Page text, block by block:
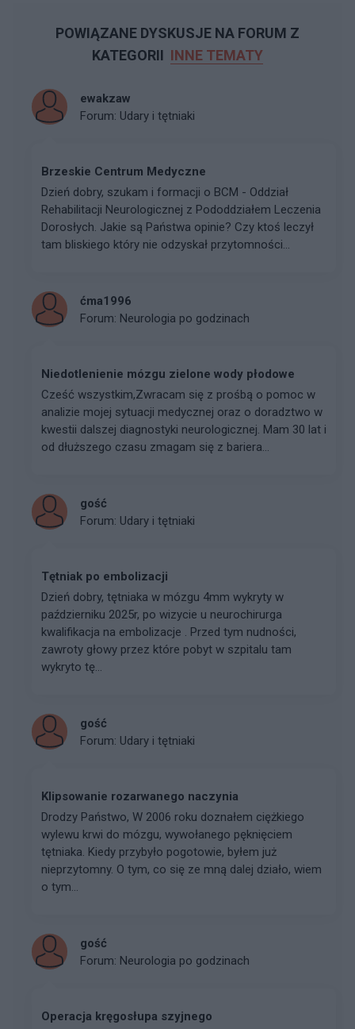
POWIĄZANE DYSKUSJE NA FORUM Z
KATEGORII INNE TEMATY
ewakzaw
Forum: Udary i tętniaki
Brzeskie Centrum Medyczne
Dzień dobry, szukam i formacji o BCM - Oddział
Rehabilitacji Neurologicznej z Pododdziałem Leczenia
Dorosłych. Jakie są Państwa opinie? Czy ktoś leczył
tam bliskiego który nie odzyskał przytomności...
ćma1996
Forum: Neurologia po godzinach
Niedotlenienie mózgu zielone wody płodowe
Cześć wszystkim, ​Zwracam się z prośbą o pomoc w
analizie mojej sytuacji medycznej oraz o doradztwo w
kwestii dalszej diagnostyki neurologicznej. Mam 30 lat i
od dłuższego czasu zmagam się z bariera...
gość
Forum: Udary i tętniaki
Tętniak po embolizacji
Dzień dobry, tętniaka w mózgu 4mm wykryty w
październiku 2025r, po wizycie u neurochirurga
kwalifikacja na embolizacje . Przed tym nudności,
zawroty głowy przez które pobyt w szpitalu tam
wykryto tę...
gość
Forum: Udary i tętniaki
Klipsowanie rozarwanego naczynia
Drodzy Państwo, W 2006 roku doznałem ciężkiego
wylewu krwi do mózgu, wywołanego pęknięciem
tętniaka. Kiedy przybyło pogotowie, byłem już
nieprzytomny. O tym, co się ze mną dalej działo, wiem
o tym...
gość
Forum: Neurologia po godzinach
Operacja kręgosłupa szyjnego